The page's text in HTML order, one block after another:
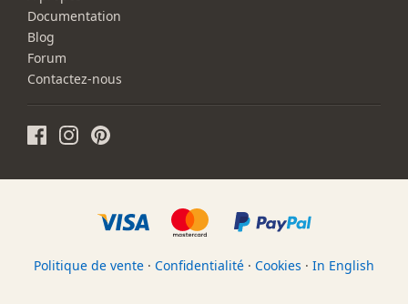
Documentation
Blog
Forum
Contactez-nous
Politique de vente · Confidentialité · Cookies · In English